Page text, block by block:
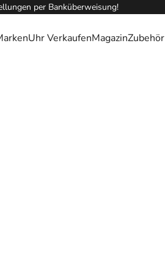
per Banküberweisung!
Uhr VerkaufenMagazinZubehör